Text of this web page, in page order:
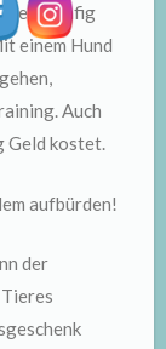
Käfig
einem Hund
Auch
Geld kostet.
aufbürden!
der